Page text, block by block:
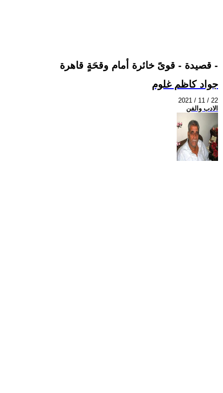
قصيدة - قوىً خائرة أمام وقحَةٍ قاهرة -
جواد كاظم غلوم
2021 / 11 / 22
الادب والفن